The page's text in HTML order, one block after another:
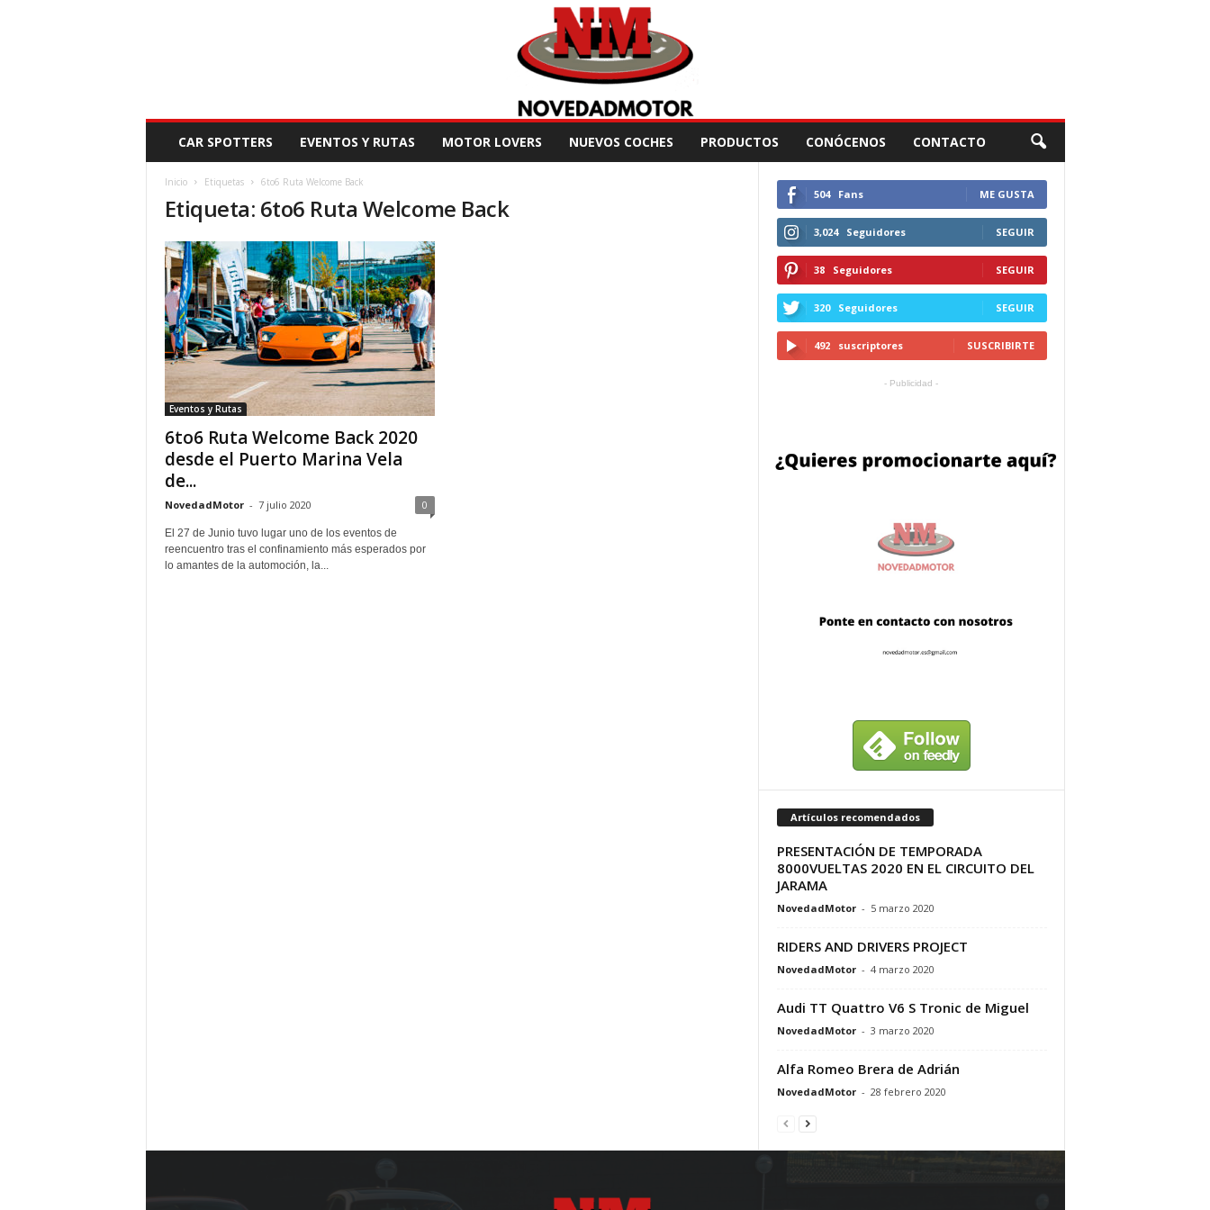
V
CAR SPOTTERS EVENTOS Y RUTAS MOTOR LOVERS NUEVOS COCHES PRODUCTOS CONÓCENOS CONTACTO
Inicio Etiquetas 6to6 Ruta Welcome Back
Etiqueta: 6to6 Ruta Welcome Back
Eventos y Rutas
6to6 Ruta Welcome Back 2020
desde el Puerto Marina Vela
de...
NovedadMotor - 7 julio 2020 0
El 27 de Junio tuvo lugar uno de los eventos de
reencuentro tras el confinamiento más esperados por
lo amantes de la automoción, la...
504 Fans ME GUSTA
3,024 Seguidores SEGUIR
38 Seguidores SEGUIR
320 Seguidores SEGUIR
492 suscriptores SUSCRIBIRTE
- Publicidad -
Artículos recomendados
PRESENTACIÓN DE TEMPORADA
8000VUELTAS 2020 EN EL CIRCUITO DEL
JARAMA
NovedadMotor - 5 marzo 2020
RIDERS AND DRIVERS PROJECT
NovedadMotor - 4 marzo 2020
Audi TT Quattro V6 S Tronic de Miguel
NovedadMotor - 3 marzo 2020
Alfa Romeo Brera de Adrián
NovedadMotor - 28 febrero 2020